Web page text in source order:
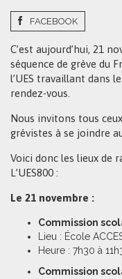
FACEBOOK
C’est aujourd’hui, 21
séquence de grève du
l’UES travaillant dans
rendez-vous.
Nous invitons tous
grévistes à se joindre
Voici donc les lieux de
L’UES800 :
Le 21 novembre :
Commission
Lieu : École
Heure : 7h30 à
Commission